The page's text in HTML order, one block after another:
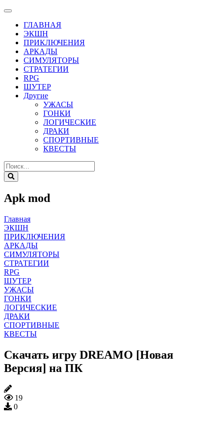
ГЛАВНАЯ
ЭКШН
ПРИКЛЮЧЕНИЯ
АРКАДЫ
СИМУЛЯТОРЫ
СТРАТЕГИИ
RPG
ШУТЕР
Другие
УЖАСЫ
ГОНКИ
ЛОГИЧЕСКИЕ
ДРАКИ
СПОРТИВНЫЕ
КВЕСТЫ
Apk mod
Главная
ЭКШН
ПРИКЛЮЧЕНИЯ
АРКАДЫ
СИМУЛЯТОРЫ
СТРАТЕГИИ
RPG
ШУТЕР
УЖАСЫ
ГОНКИ
ЛОГИЧЕСКИЕ
ДРАКИ
СПОРТИВНЫЕ
КВЕСТЫ
Скачать игру DREAMO [Новая
Версия] на ПК
19
0